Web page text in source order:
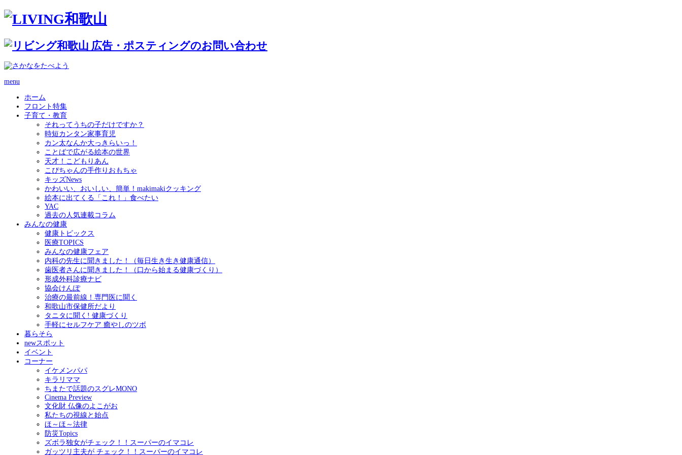
menu
ホーム
フロント特集
子育て・教育
それってうちの子だけですか？
時短カンタン家事育児
カン太なんか大っきらいっ！
ことばで広がる絵本の世界
天才！こどもりあん
こぴちゃんの手作りおもちゃ
キッズNews
かわいい、おいしい、簡単！makimakiクッキング
絵本に出てくる「これ！」食べたい
YAC
過去の人気連載コラム
みんなの健康
健康トピックス
医療TOPICS
みんなの健康フェア
内科の先生に聞きました！（毎日生き生き健康通信）
歯医者さんに聞きました！（口から始まる健康づくり）
形成外科診療ナビ
協会けんぽ
治療の最前線！専門医に聞く
和歌山市保健所だより
タニタに聞く! 健康づくり
手軽にセルフケア 癒やしのツボ
暮らそら
newスポット
イベント
コーナー
イケメンパパ
キラリママ
ちまたで話題のスグレMONO
Cinema Preview
文化財 仏像のよこがお
私たちの視線と始点
ほ～ほ～法律
防災Topics
ズボラ独女がチェック！！スーパーのイマコレ
ガッツリ主夫が チェック！！スーパーのイマコレ